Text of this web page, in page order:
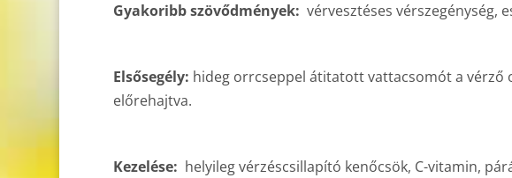
Gyakoribb szövődmények: vérvesztéses vérszegénység,
Elsősegély: hideg orrcseppel átitatott vattacsomót a vérző
előrehajtva.
Kezelése: helyileg vérzéscsillapító kenőcsök, C-vitamin,